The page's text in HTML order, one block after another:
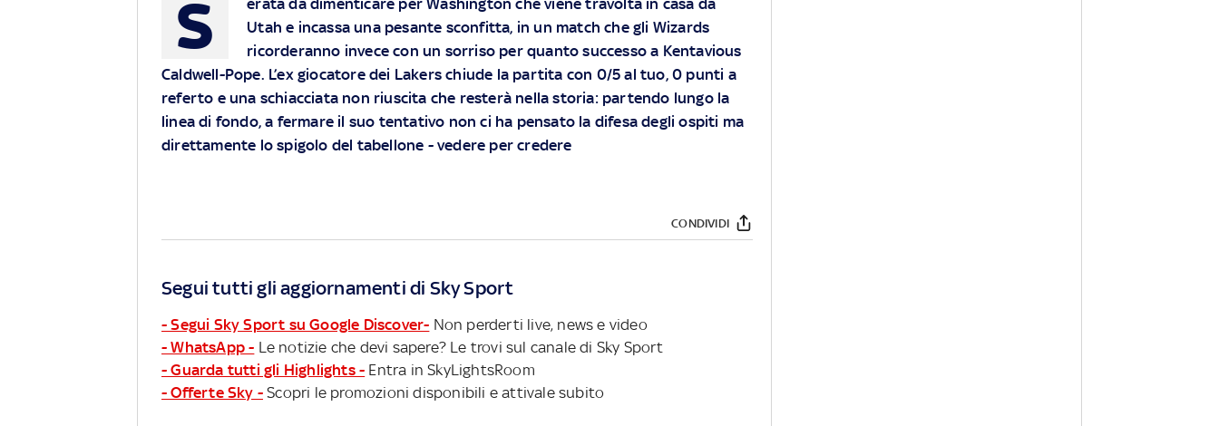
S
erata da dimenticare per Washington che viene travolta in casa da
Utah e incassa una pesante sconfitta, in un match che gli Wizards
ricorderanno invece con un sorriso per quanto successo a Kentavious
Caldwell-Pope. L’ex giocatore dei Lakers chiude la partita con 0/5 al tuo, 0 punti a
referto e una schiacciata non riuscita che resterà nella storia: partendo lungo la
linea di fondo, a fermare il suo tentativo non ci ha pensato la difesa degli ospiti ma
direttamente lo spigolo del tabellone - vedere per credere
CONDIVIDI
Segui tutti gli aggiornamenti di Sky Sport
- Segui Sky Sport su Google Discover- Non perderti live, news e video
- WhatsApp - Le notizie che devi sapere? Le trovi sul canale di Sky Sport
- Guarda tutti gli Highlights - Entra in SkyLightsRoom
- Offerte Sky - Scopri le promozioni disponibili e attivale subito